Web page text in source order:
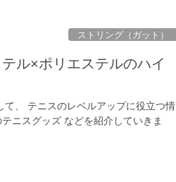
ストリング（ガット）
ル×ポリエステルのハイ
、 テニスのレベルアップに役立つ情
ニスグッズ などを紹介していきま